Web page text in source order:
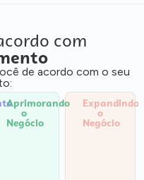
com
de acordo com o seu
Aprimorando
o
Negócio
Expandindo
o
Negócio